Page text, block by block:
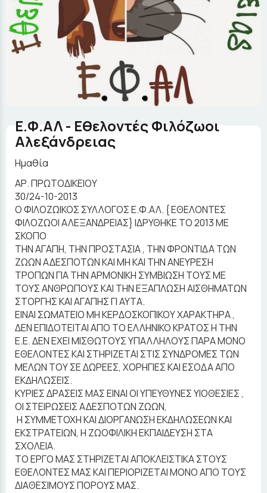
Ε.Φ.ΑΛ - Εθελοντές Φιλόζωοι
Αλεξάνδρειας
Ημαθία
ΑΡ. ΠΡΩΤΟΔΙΚΕΙΟΥ
30/24-10-2013
Ο ΦΙΛΟΖΩΙΚΟΣ ΣΥΛΛΟΓΟΣ Ε.Φ.ΑΛ. { ΕΘΕΛΟΝΤΕΣ
ΦΙΛΟΖΩΟΙ ΑΛΕΞΑΝΔΡΕΙΑΣ} ΙΔΡΥΘΗΚΕ ΤΟ 2013 ΜΕ
ΣΚΟΠΟ
ΤΗΝ ΑΓΑΠΗ, ΤΗΝ ΠΡΟΣΤΑΣΙΑ , ΤΗΝ ΦΡΟΝΤΙΔΑ ΤΩΝ
ΖΩΩΝ ΑΔΕΣΠΟΤΩΝ ΚΑΙ ΜΗ ΚΑΙ ΤΗΝ ΑΝΕΥΡΕΣΗ
ΤΡΟΠΩΝ ΓΙΑ ΤΗΝ ΑΡΜΟΝΙΚΗ ΣΥΜΒΙΩΣΗ ΤΟΥΣ ΜΕ
ΤΟΥΣ ΑΝΘΡΩΠΟΥΣ ΚΑΙ ΤΗΝ ΕΞΑΠΛΩΣΗ ΑΙΣΘΗΜΑΤΩΝ
ΣΤΟΡΓΗΣ ΚΑΙ ΑΓΑΠΗΣ ΓΙ ΑΥΤΑ.
ΕΙΝΑΙ ΣΩΜΑΤΕΙΟ ΜΗ ΚΕΡΔΟΣΚΟΠΙΚΟΥ ΧΑΡΑΚΤΗΡΑ ,
ΔΕΝ ΕΠΙΔΟΤΕΙΤΑΙ ΑΠΟ ΤΟ ΕΛΛΗΝΙΚΟ ΚΡΑΤΟΣ Η ΤΗΝ
Ε.Ε. ΔΕΝ ΕΧΕΙ ΜΙΣΘΩΤΟΥΣ ΥΠΑΛΛΗΛΟΥΣ ΠΑΡΑ ΜΟΝΟ
ΕΘΕΛΟΝΤΕΣ ΚΑΙ ΣΤΗΡΙΖΕΤΑΙ ΣΤΙΣ ΣΥΝΔΡΟΜΕΣ ΤΩΝ
ΜΕΛΩΝ ΤΟΥ ΣΕ ΔΩΡΕΕΣ, ΧΟΡΗΓΙΕΣ ΚΑΙ ΕΣΟΔΑ ΑΠΟ
ΕΚΔΗΛΩΣΕΙΣ.
ΚΥΡΙΕΣ ΔΡΑΣΕΙΣ ΜΑΣ ΕΙΝΑΙ ΟΙ ΥΠΕΥΘΥΝΕΣ ΥΙΟΘΕΣΙΕΣ ,
ΟΙ ΣΤΕΙΡΩΣΕΙΣ ΑΔΕΣΠΟΤΩΝ ΖΩΩΝ,
Η ΣΥΜΜΕΤΟΧΗ ΚΑΙ ΔΙΟΡΓΑΝΩΣΗ ΕΚΔΗΛΩΣΕΩΝ ΚΑΙ
ΕΚΣΤΡΑΤΕΙΩΝ, Η ΖΩΟΦΙΛΙΚΗ ΕΚΠΑΙΔΕΥΣΗ ΣΤΑ
ΣΧΟΛΕΙΑ.
ΤΟ ΕΡΓΟ ΜΑΣ ΣΤΗΡΙΖΕΤΑΙ ΑΠΟΚΛΕΙΣΤΙΚΑ ΣΤΟΥΣ
ΕΘΕΛΟΝΤΕΣ ΜΑΣ ΚΑΙ ΠΕΡΙΟΡΙΖΕΤΑΙ ΜΟΝΟ ΑΠΟ ΤΟΥΣ
ΔΙΑΘΕΣΙΜΟΥΣ ΠΟΡΟΥΣ ΜΑΣ.